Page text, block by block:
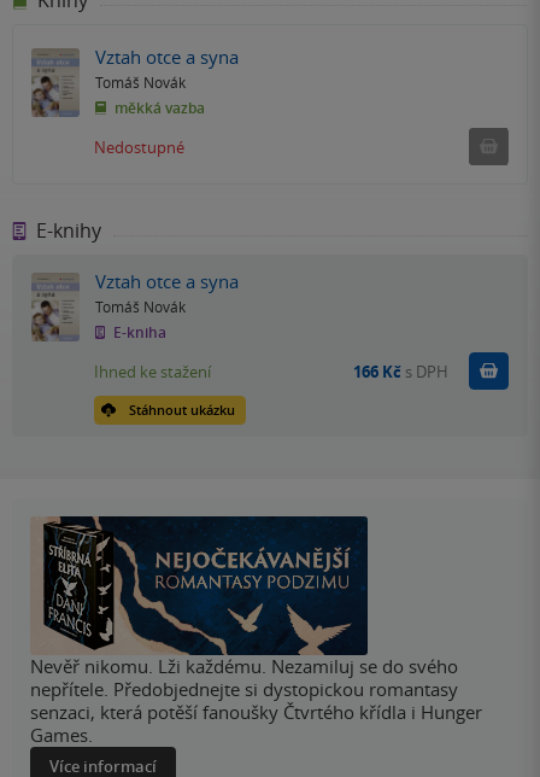
Vztah otce a syna
Tomáš Novák
měkká vazba
Nedostupné
E-knihy
Vztah otce a syna
Tomáš Novák
E-kniha
Stáhnout ukázku
Ihned ke stažení 166 Kč s DPH Koupit
Nevěř nikomu. Lži každému. Nezamiluj se do svého
nepřítele. Předobjednejte si dystopickou romantasy
senzaci, která potěší fanoušky Čtvrtého křídla i Hunger
Games.
Více informací